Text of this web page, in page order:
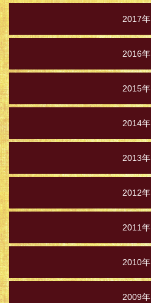
2017年
2016年
2015年
2014年
2013年
2012年
2011年
2010年
2009年